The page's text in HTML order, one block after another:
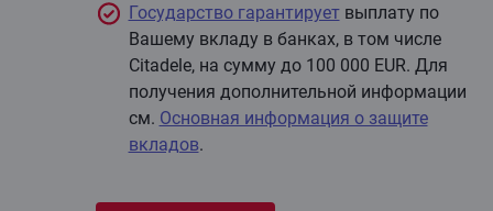
Государство гарантируетвыплату по
Вашему вкладу в банках, в том числе
Citadele, на сумму до 100 000 EUR. Для
получения дополнительной информации
см. Основная информация о защите
вкладов.